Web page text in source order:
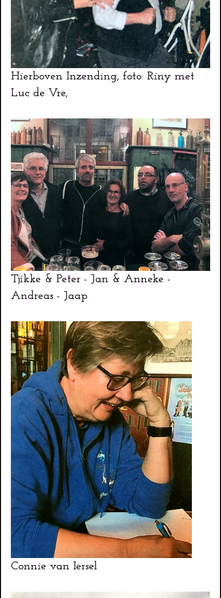
Hierboven Inzending, foto: Riny met
Luc de Vre,
Tjikke & Peter - Jan & Anneke -
Andreas - Jaap
Connie van Iersel